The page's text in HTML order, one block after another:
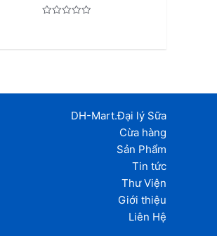
DH-Mart.Đại lý Sữa
Cừa hàng
Sản Phẩm
Tin tức
Thư Viện
Giới thiệu
Liên Hệ